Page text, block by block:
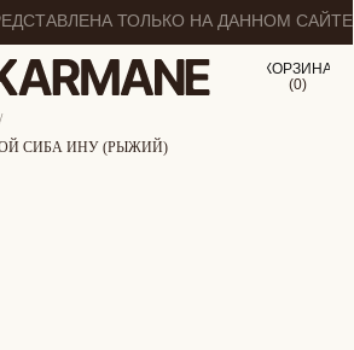
ТОЛЬКО НА ДАННОМ САЙТЕ
(0)
0
/
СИБА ИНУ (РЫЖИЙ)